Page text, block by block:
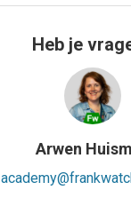
Heb je
Arwen